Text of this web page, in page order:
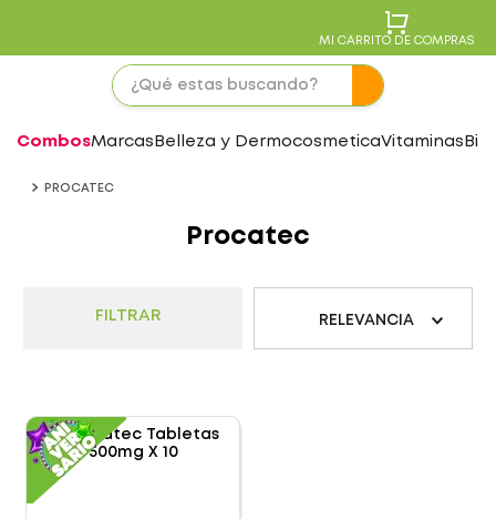
MI CARRITO DE COMPRAS
CombosMarcas Belleza y DermocosmeticaVitaminas
PROCATEC
Procatec
FILTRAR RELEVANCIA